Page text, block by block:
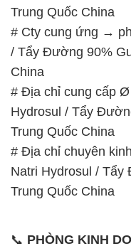
Trung Quốc China
# Cty cung ứng →
/ Tẩy Đường 90%
China
# Địa chỉ cung cấp
Hydrosul / Tẩy
Trung Quốc China
# Địa chỉ chuyên
Natri Hydrosul / Tẩy
Trung Quốc China
📞 PHÒNG KINH